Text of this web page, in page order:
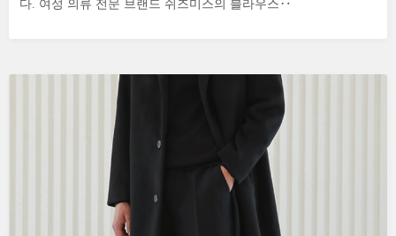
다. 여성 의류 전문 브랜드 쉬즈미스의 블라우스‥